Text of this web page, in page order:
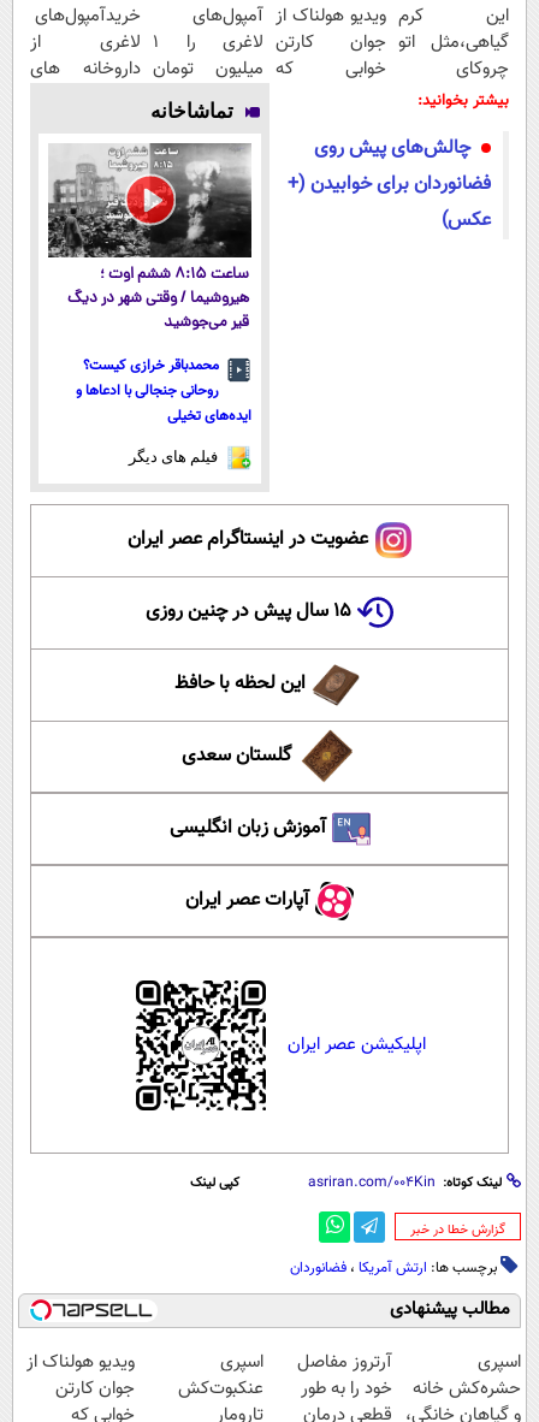
این کرم
گیاهی،مثل اتو
چروکای
پوستتوصاف
ویدیو هولناک از
جوان کارتن
خوابی که
آمپول‌های
لاغری را ۱
میلیون تومان
ارزان‌تر از
همه‌جا بخر!
خریدآمپول‌های
لاغری از
داروخانه های
پک یخ!
بیشتر بخوانید:
چالش‌های پیش روی
فضانوردان برای خوابیدن (+
عکس)
تماشاخانه
ساعت ۸:۱۵ ششم اوت ؛
هیروشیما / وقتی شهر در دیگ
قیر می‌جوشید
محمدباقر خرازی کیست؟
روحانی جنجالی با ادعاها و
ایده‌های تخیلی
فیلم های دیگر
عضویت در اینستاگرام عصر ایران
۱۵ سال پیش در چنین روزی
این لحظه با حافظ
گلستان سعدی
آموزش زبان انگلیسی
آپارات عصر ایران
اپلیکیشن عصر ایران
لینک کوتاه: کپی لینک
‌گزارش خطا در خبر
برچسب ها: ارتش آمریکا ، فضانوردان
مطالب پیشنهادی
اسپری
حشره‌کش خانه
و گیاهان خانگی،
آرتروز مفاصل
خود را به طور
قطعی درمان
اسپری
عنکبوت‌‌کش
تارومار
ویدیو هولناک از
جوان کارتن
خوابی که